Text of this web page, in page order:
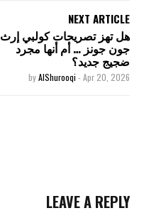
NEXT ARTICLE
هل تهز تصريحات كولبي إرث
جون جونز … أم أنها مجرد
ضجيج جديد؟
byAlShurooqi - Apr 20, 2026
LEAVE A REPLY